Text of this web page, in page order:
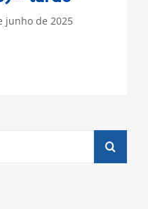
junho de 2025